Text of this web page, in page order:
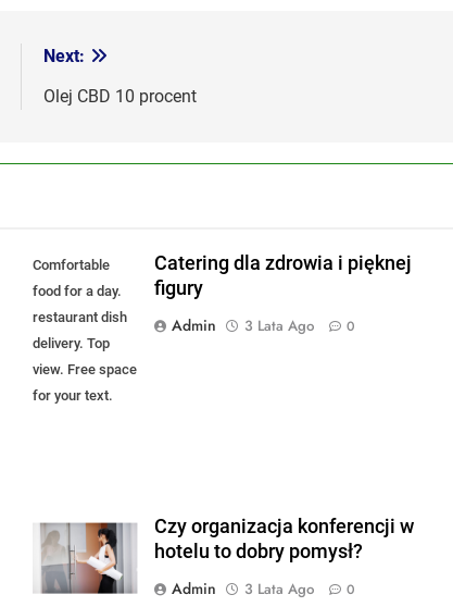
Next:
Olej CBD 10 procent
Comfortable
food for a day.
restaurant dish
delivery. Top
view. Free space
for your text.
Catering dla zdrowia i pięknej
figury
Admin
3 Lata Ago 0
Czy organizacja konferencji w
hotelu to dobry pomysł?
Admin
3 Lata Ago 0